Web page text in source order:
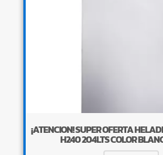
¡ATENCION! SUPER OFERTA
H240 204LTS COLOR